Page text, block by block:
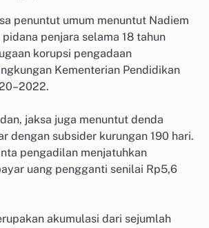
penuntut umum menuntut Nadiem
penjara selama 18 tahun
korupsi pengadaan
Kementerian Pendidikan
jaksa juga menuntut denda
dengan subsider kurungan 190 hari.
pengadilan menjatuhkan
uang pengganti senilai Rp5,6
akumulasi dari sejumlah